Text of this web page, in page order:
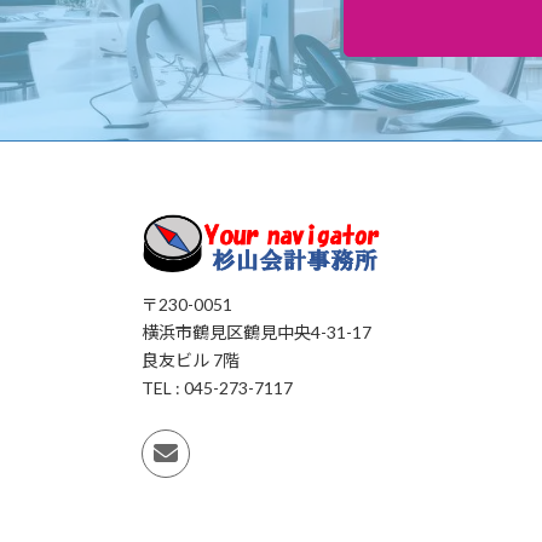
〒230-0051
横浜市鶴見区鶴見中央4-31-17
良友ビル 7階
TEL : 045-273-7117